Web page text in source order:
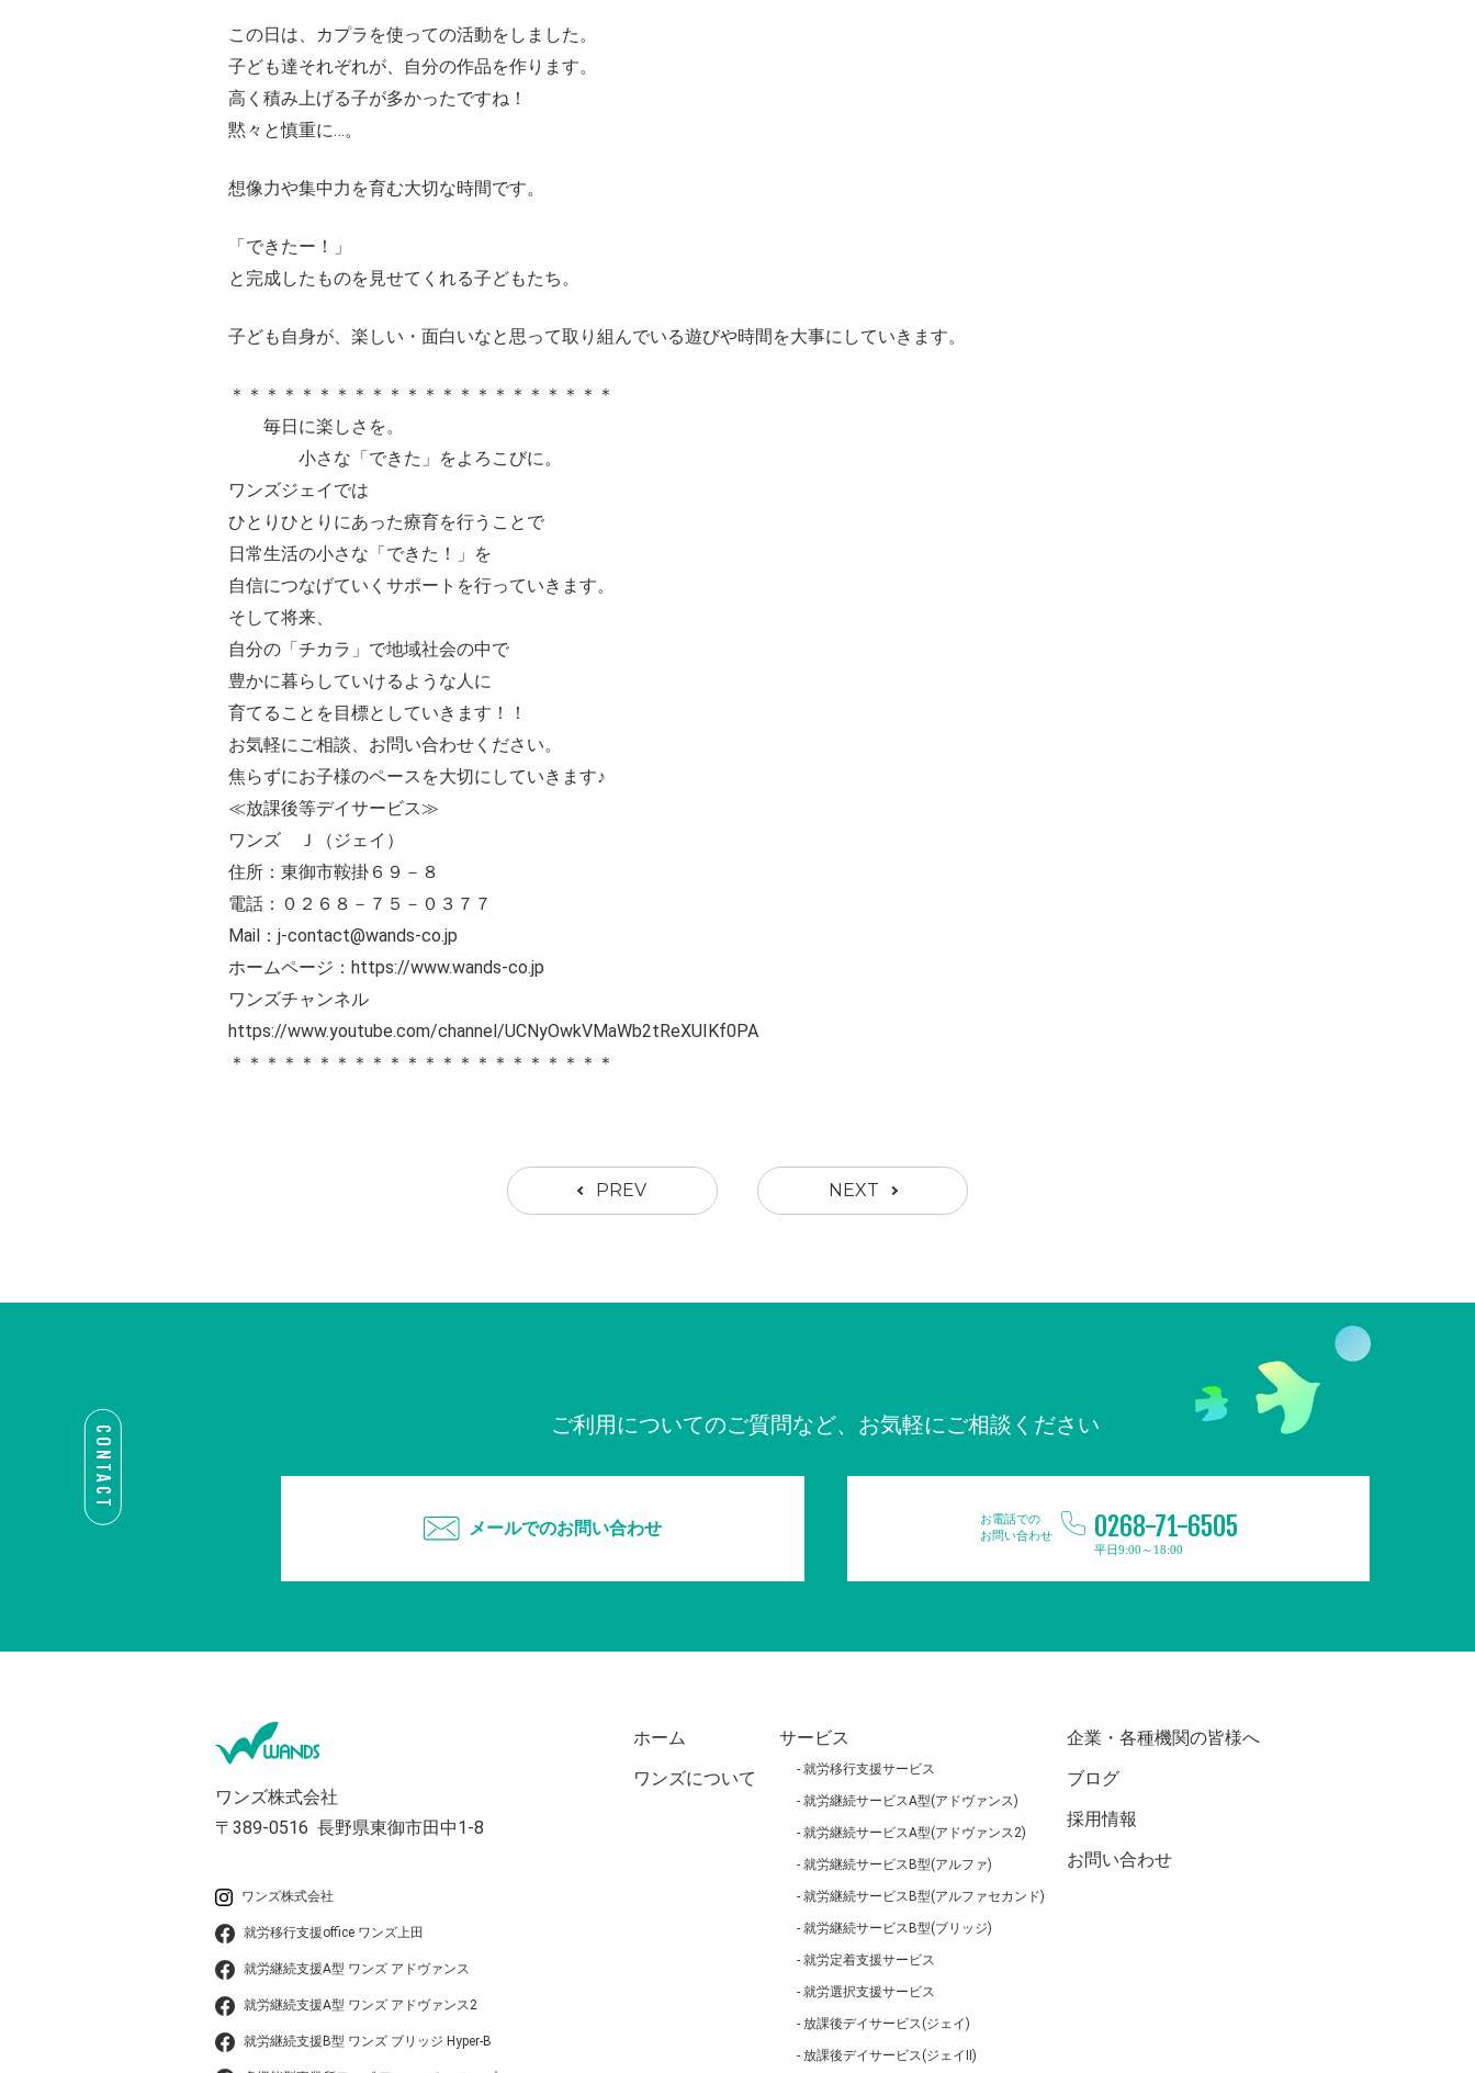
この日は、カプラを使っての活動をしました。
子ども達それぞれが、自分の作品を作ります。
高く積み上げる子が多かったですね！
黙々と慎重に…。
想像力や集中力を育む大切な時間です。
「できたー！」
と完成したものを見せてくれる子どもたち。
子ども自身が、楽しい・面白いなと思って取り組んでいる遊びや時間を大事にしていきます。
＊＊＊＊＊＊＊＊＊＊＊＊＊＊＊＊＊＊＊＊＊＊
毎日に楽しさを。
小さな「できた」をよろこびに。
ワンズジェイでは
ひとりひとりにあった療育を行うことで
日常生活の小さな「できた！」を
自信につなげていくサポートを行っていきます。
そして将来、
自分の「チカラ」で地域社会の中で
豊かに暮らしていけるような人に
育てることを目標としていきます！！
お気軽にご相談、お問い合わせください。
焦らずにお子様のペースを大切にしていきます♪
≪放課後等デイサービス≫
ワンズ Ｊ（ジェイ）
住所：東御市鞍掛６９－８
電話：０２６８－７５－０３７７
Mail：j-contact@wands-co.jp
ホームページ：https://www.wands-co.jp
ワンズチャンネル
https://www.youtube.com/channel/UCNyOwkVMaWb2tReXUIKf0PA
＊＊＊＊＊＊＊＊＊＊＊＊＊＊＊＊＊＊＊＊＊＊
PREV NEXT
CONTACT ご利用についてのご質問など、お気軽にご相談ください
メールでのお問い合わせ
お電話での
お問い合わせ
0268-71-6505
平日9:00～18:00
ワンズ株式会社
〒389-0516 長野県東御市田中1-8
ワンズ株式会社
就労移行支援office ワンズ上田
就労継続支援A型 ワンズ アドヴァンス
就労継続支援A型 ワンズ アドヴァンス2
就労継続支援B型 ワンズ ブリッジ Hyper-B
ホーム
ワンズについて
サービス
就労移行支援サービス
就労継続サービスA型(アドヴァンス)
就労継続サービスA型(アドヴァンス2)
就労継続サービスB型(アルファ)
就労継続サービスB型(アルファセカンド)
就労継続サービスB型(ブリッジ)
就労定着支援サービス
就労選択支援サービス
放課後デイサービス(ジェイ)
放課後デイサービス(ジェイⅡ)
企業・各種機関の皆様へ
ブログ
採用情報
お問い合わせ